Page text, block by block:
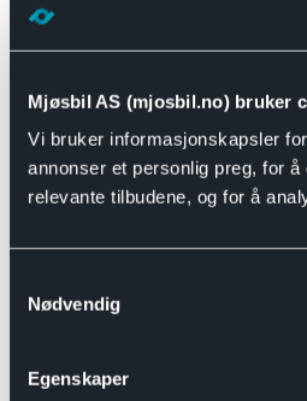
Mjøsbil AS (mjosbil.no) bruker
Vi bruker informasjonskapsler
annonser et personlig preg, for
relevante tilbudene, og for å
Nødvendig
Egenskaper
Motor og drivverk
Se alle Universal
Bremsedeler
Se alle
Drivline og motor
Se alle
Eksosanlegg